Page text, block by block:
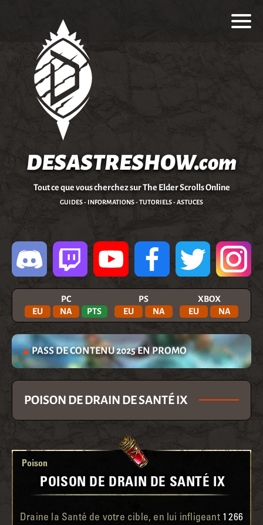
DESASTRESHOW.com
Tout ce que vous cherchez sur The Elder Scrolls Online
GUIDES - INFORMATIONS - TUTORIELS - ASTUCES
PC
EU
NA PTS
PS
EU
NA
XBOX
EU
NA
PASS DE CONTENU 2025 EN PROMO
POISON DE DRAIN DE SANTÉ IX
Poison
POISON DE DRAIN DE SANTÉ IX
Draine la Santé de votre cible, en lui infligeant 1 266